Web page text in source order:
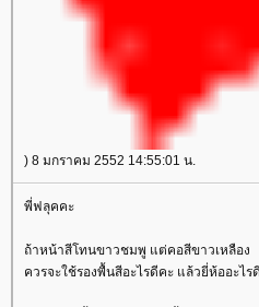
) 8 มกราคม 2552 14:55:01 น.
พี่ฟลุคคะ
ถ้าหน้าสีโทนขาวชมพู แต่คอสีขาวเหลือง
ควรจะใช้รองพื้นสีอะไรดีคะ แล้วยี่ห้ออะไร